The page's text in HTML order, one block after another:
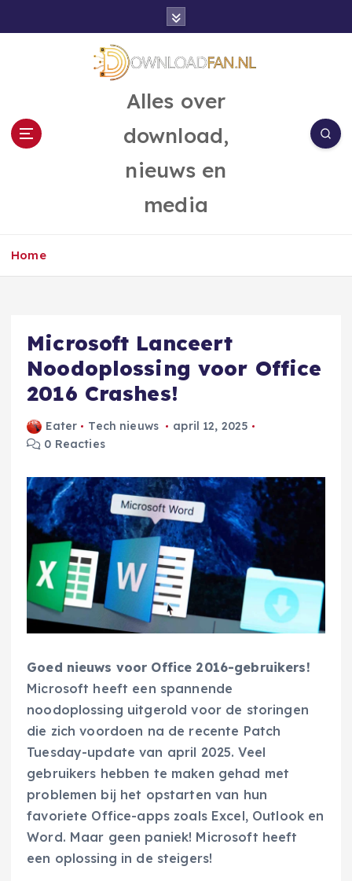
Alles over
download,
nieuws en
media
Home
Microsoft Lanceert
Noodoplossing voor Office
2016 Crashes!
Eater Tech nieuws
april 12, 2025
0 Reacties
Goed nieuws voor Office 2016-gebruikers!
Microsoft heeft een spannende
noodoplossing uitgerold voor de storingen
die zich voordoen na de recente Patch
Tuesday-update van april 2025. Veel
gebruikers hebben te maken gehad met
problemen bij het opstarten van hun
favoriete Office-apps zoals Excel, Outlook en
Word. Maar geen paniek! Microsoft heeft
een oplossing in de steigers!